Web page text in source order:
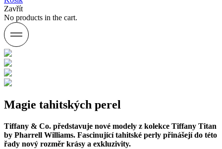
Zavřít
No products in the cart.
Magie tahitských perel
Tiffany & Co. představuje nové modely z kolekce Tiffany Titan
by Pharrell Williams. Fascinující tahitské perly přinášejí do této
řady nový rozměr krásy a exkluzivity.